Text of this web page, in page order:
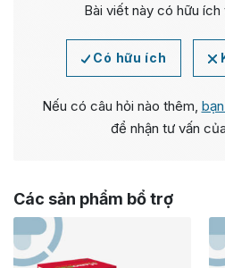
Bài viết này có hữu ích
Có hữu ích
Nếu có câu hỏi nào thêm,
để nhận tư vấn
Các sản phẩm bổ trợ